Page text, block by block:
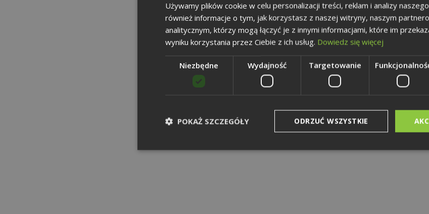
Używamy plików cookie w celu personalizacji treści, reklam i analizy
również informacje o tym, jak korzystasz z naszej witryny, naszym
analitycznym, którzy mogą łączyć je z innymi informacjami, które im
wyniku korzystania przez Ciebie z ich usług. Dowiedz się więcej
Niezbędne Wydajność Targetowanie
ODRZUĆ WSZYSTKIE
POKAŻ SZCZEGÓŁY